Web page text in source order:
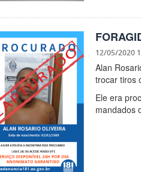
12/05/2020
Alan
trocar tiros
Ele era
mandados